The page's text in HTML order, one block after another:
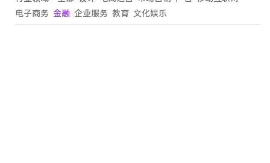
电子商务 金融 企业服务 教育 文化娱乐